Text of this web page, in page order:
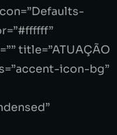
title=”ATUAÇÃO
icon-bg”